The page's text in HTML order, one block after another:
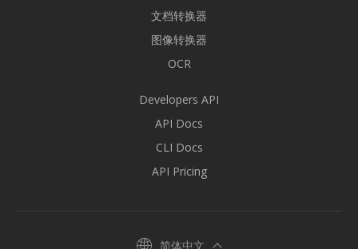
文档转换器
图像转换器
OCR
Developers API
API Docs
CLI Docs
API Pricing
简体中文